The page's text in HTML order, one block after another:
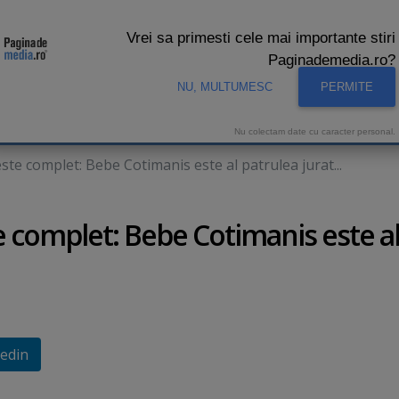
complet: Bebe Cotimanis este al patrulea jurat...
Bebe Cotimanis este al
Vrei sa primesti cele mai importante stiri
Paginademedia.ro?
NU, MULTUMESC PERMITE
Nu colectam date cu caracter personal.